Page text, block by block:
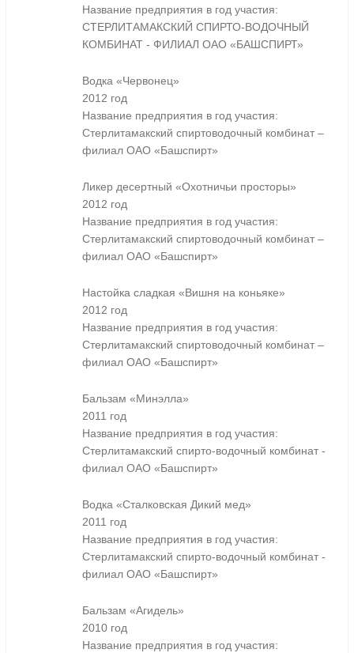
Название предприятия в год участия:
СТЕРЛИТАМАКСКИЙ СПИРТО-ВОДОЧНЫЙ
КОМБИНАТ - ФИЛИАЛ ОАО «БАШСПИРТ»
Водка «Червонец»
2012 год
Название предприятия в год участия:
Стерлитамакский спиртоводочный комбинат –
филиал ОАО «Башспирт»
Ликер десертный «Охотничьи просторы»
2012 год
Название предприятия в год участия:
Стерлитамакский спиртоводочный комбинат –
филиал ОАО «Башспирт»
Настойка сладкая «Вишня на коньяке»
2012 год
Название предприятия в год участия:
Стерлитамакский спиртоводочный комбинат –
филиал ОАО «Башспирт»
Бальзам «Минэлла»
2011 год
Название предприятия в год участия:
Стерлитамакский спирто-водочный комбинат -
филиал ОАО «Башспирт»
Водка «Сталковская Дикий мед»
2011 год
Название предприятия в год участия:
Стерлитамакский спирто-водочный комбинат -
филиал ОАО «Башспирт»
Бальзам «Агидель»
2010 год
Название предприятия в год участия: